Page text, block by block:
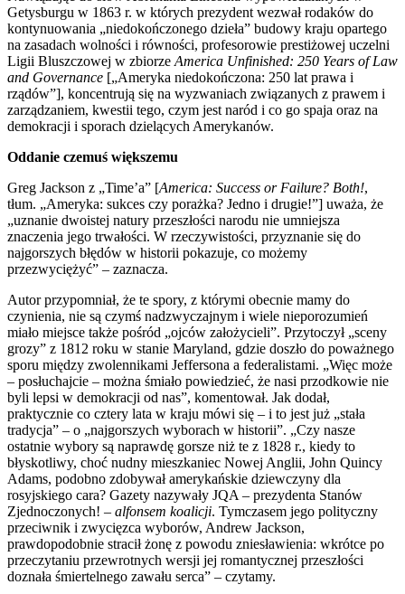
Getysburgu w 1863 r. w których prezydent wezwał rodaków do
kontynuowania „niedokończonego dzieła” budowy kraju opartego
na zasadach wolności i równości, profesorowie prestiżowej uczelni
Ligii Bluszczowej w zbiorze America Unfinished: 250 Years of Law
and Governance [„Ameryka niedokończona: 250 lat prawa i
rządów”], koncentrują się na wyzwaniach związanych z prawem i
zarządzaniem, kwestii tego, czym jest naród i co go spaja oraz na
demokracji i sporach dzielących Amerykanów.
Oddanie czemuś większemu
Greg Jackson z „Time’a” [America: Success or Failure? Both!,
tłum. „Ameryka: sukces czy porażka? Jedno i drugie!”] uważa, że
„uznanie dwoistej natury przeszłości narodu nie umniejsza
znaczenia jego trwałości. W rzeczywistości, przyznanie się do
najgorszych błędów w historii pokazuje, co możemy
przezwyciężyć” – zaznacza.
Autor przypomniał, że te spory, z którymi obecnie mamy do
czynienia, nie są czymś nadzwyczajnym i wiele nieporozumień
miało miejsce także pośród „ojców założycieli”. Przytoczył „sceny
grozy” z 1812 roku w stanie Maryland, gdzie doszło do poważnego
sporu między zwolennikami Jeffersona a federalistami. „Więc może
– posłuchajcie – można śmiało powiedzieć, że nasi przodkowie nie
byli lepsi w demokracji od nas”, komentował. Jak dodał,
praktycznie co cztery lata w kraju mówi się – i to jest już „stała
tradycja” – o „najgorszych wyborach w historii”. „Czy nasze
ostatnie wybory są naprawdę gorsze niż te z 1828 r., kiedy to
błyskotliwy, choć nudny mieszkaniec Nowej Anglii, John Quincy
Adams, podobno zdobywał amerykańskie dziewczyny dla
rosyjskiego cara? Gazety nazywały JQA – prezydenta Stanów
Zjednoczonych! – alfonsem koalicji. Tymczasem jego polityczny
przeciwnik i zwycięzca wyborów, Andrew Jackson,
prawdopodobnie stracił żonę z powodu zniesławienia: wkrótce po
przeczytaniu przewrotnych wersji jej romantycznej przeszłości
doznała śmiertelnego zawału serca” – czytamy.